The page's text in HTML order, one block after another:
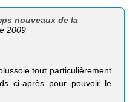
nouveaux de la
2009
tout particulièrement
ci-après pour pouvoir le